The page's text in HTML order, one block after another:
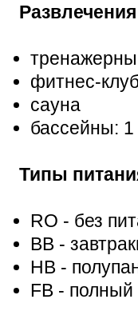
фитнес-
сауна
бассейны:
Типы
RO - без
BB -
HB -
FB - полный